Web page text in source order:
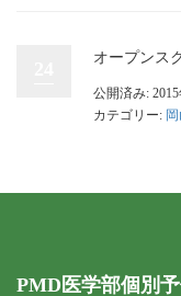
オープンス
公開済み: 2015
カテゴリー:
PMD医学部個別